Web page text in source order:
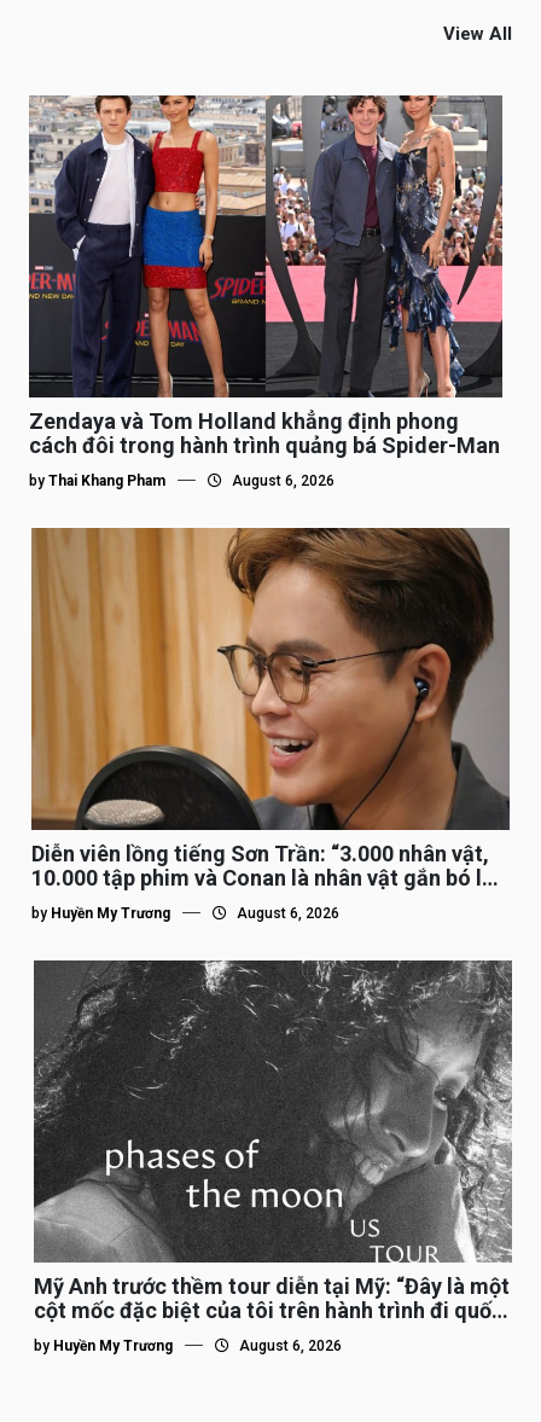
View All
Zendaya và Tom Holland khẳng định phong
cách đôi trong hành trình quảng bá Spider-Man
by Thai Khang Pham August 6, 2026
Diễn viên lồng tiếng Sơn Trần: “3.000 nhân vật,
10.000 tập phim và Conan là nhân vật gắn bó lâu
nhất”
by Huyền My Trương August 6, 2026
Mỹ Anh trước thềm tour diễn tại Mỹ: “Đây là một
cột mốc đặc biệt của tôi trên hành trình đi quốc
tế”
by Huyền My Trương August 6, 2026